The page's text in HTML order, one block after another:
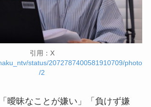
引用：X
status/2072787400581910709/photo
/2
曖昧なことが嫌い」「負けず嫌